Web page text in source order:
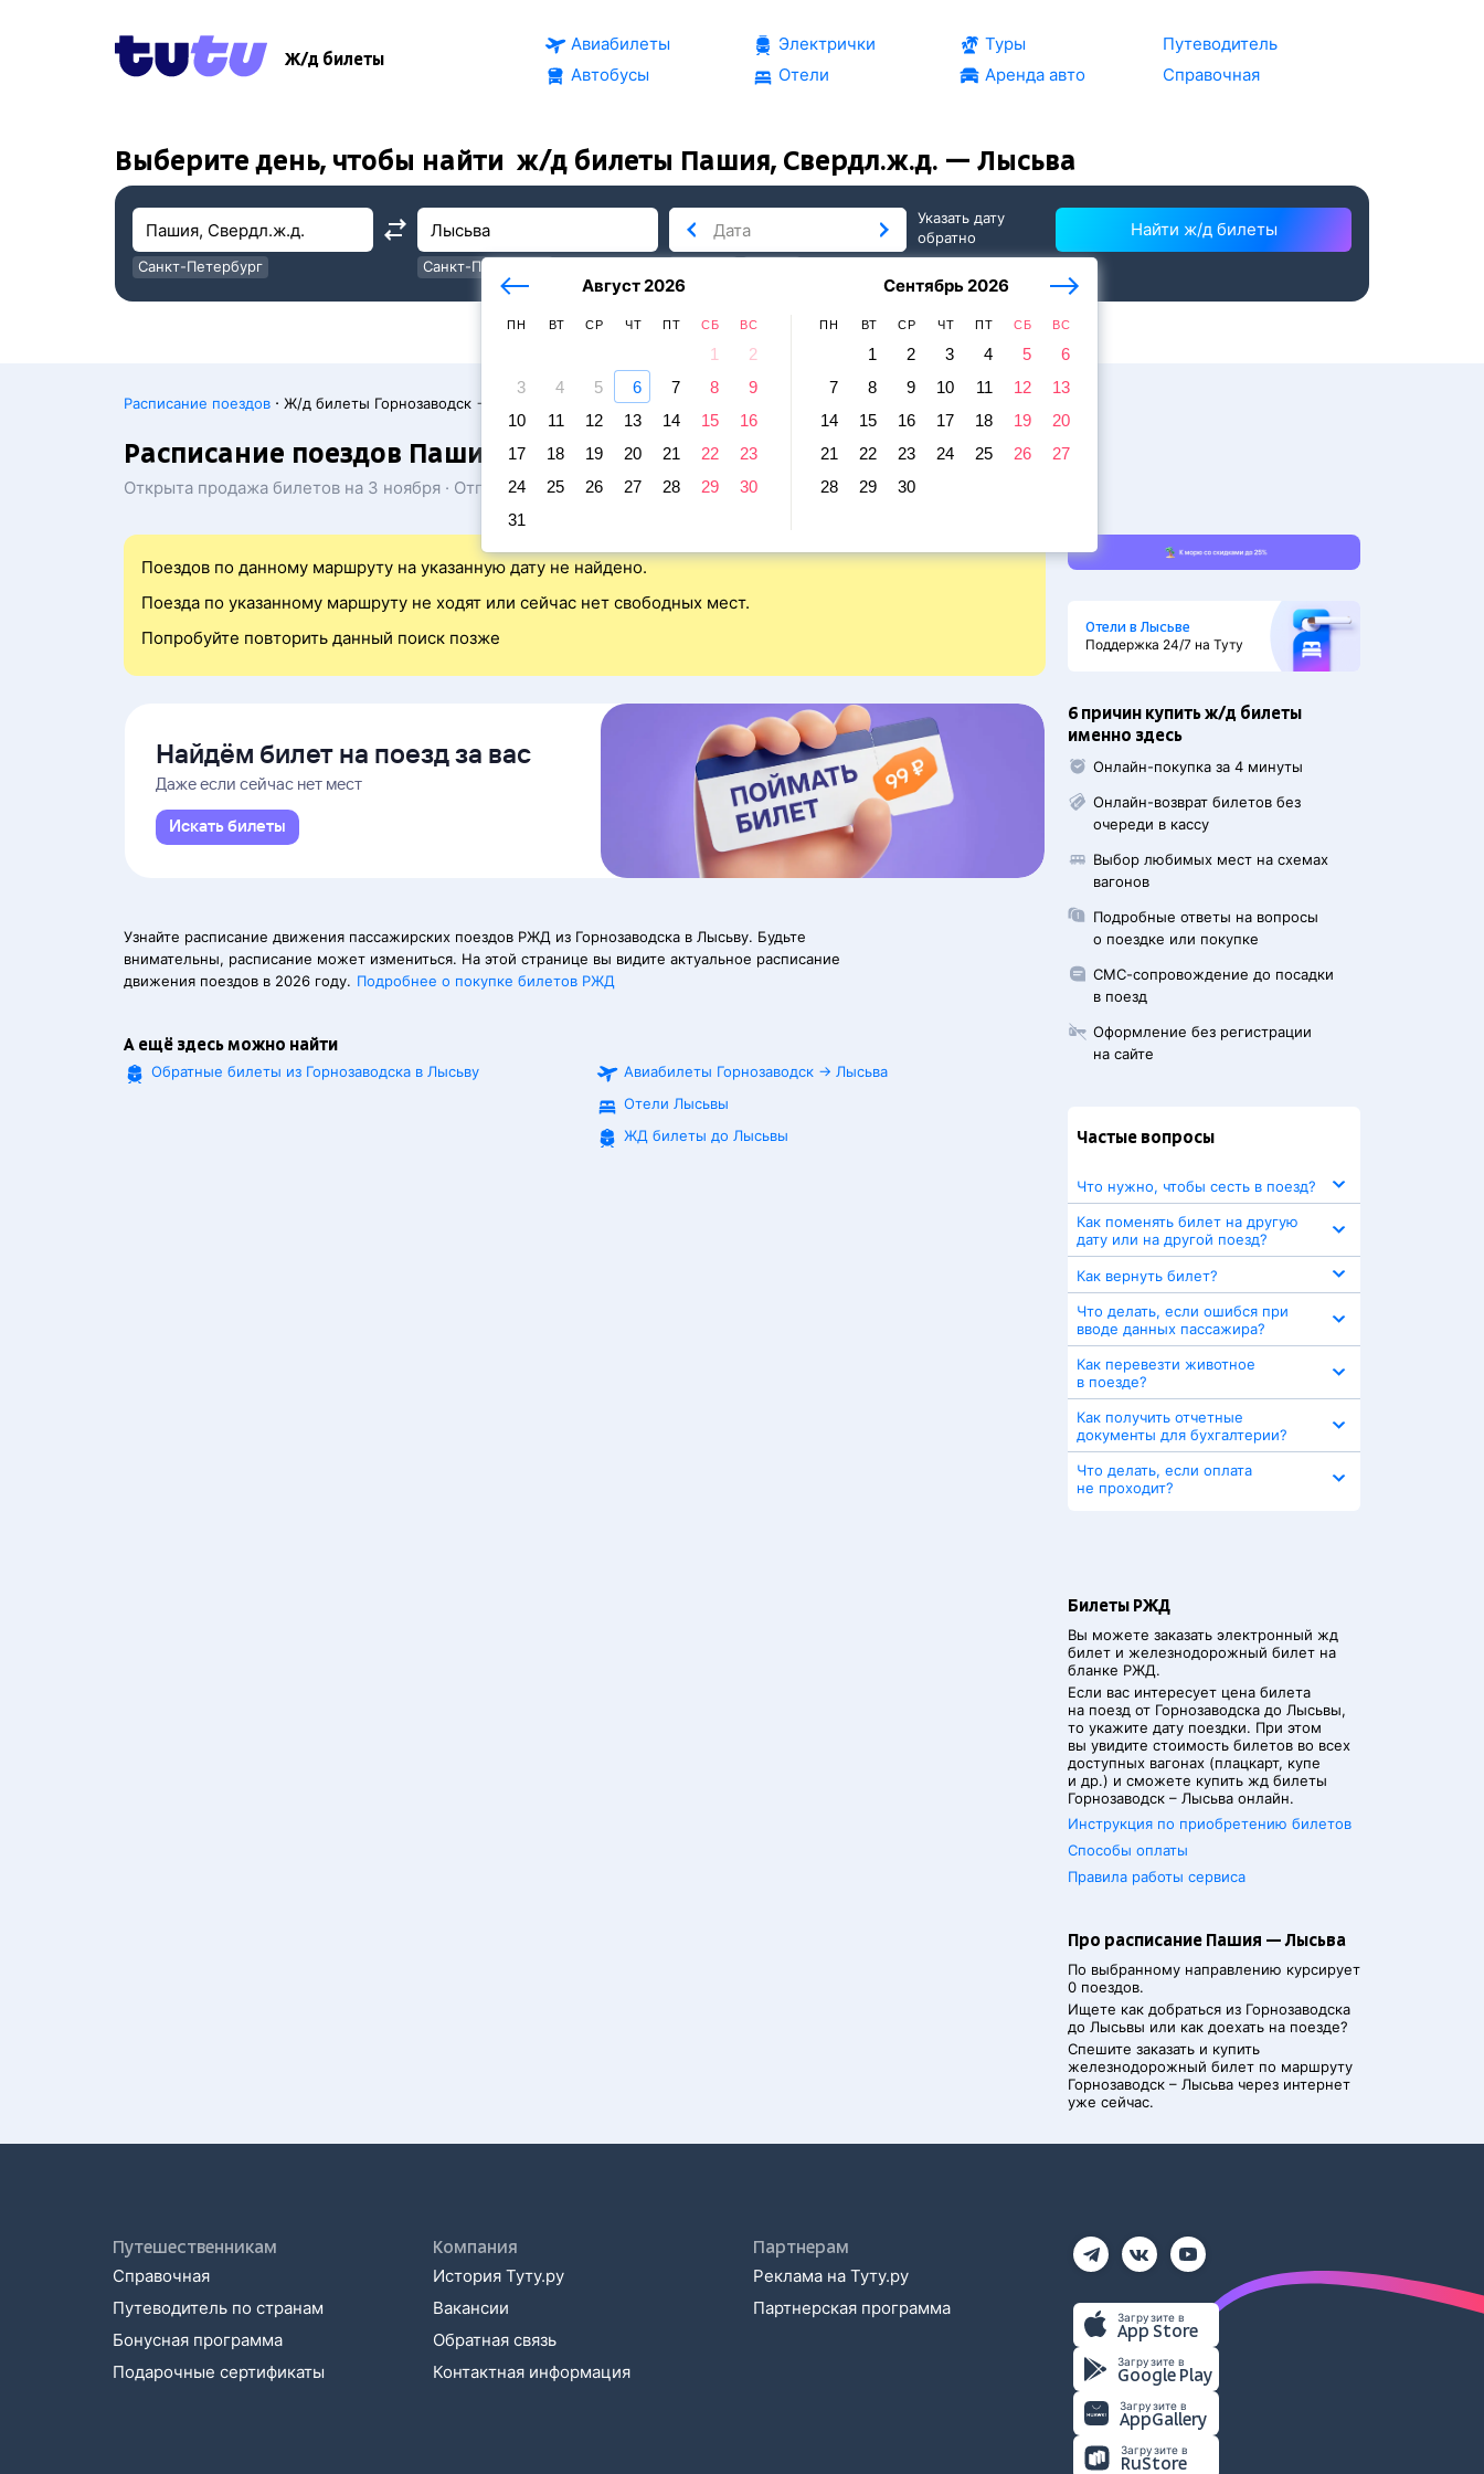
Ж/д билеты
Авиабилеты
Автобусы
Электрички
Отели
Туры
Аренда авто
Путеводитель
Справочная
Выберите день, чтобы найти ж/д билеты Пашия, Свердл.ж.д. — Лысьва
Санкт-Петербург
Санкт-Петербург
Август 2026
ПН ВТ СР ЧТ ПТ СБ ВС
1
2
3
4 5 6 7 8
9
10
11 12 13 14 15
16
17
18 19 20 21 22
23
24
25 26 27 28 29
30
31
Сентябрь 2026
ПН ВТ СР ЧТ ПТ СБ ВС
1 2 3 4 5
6
7
8 9 10 11 12
13
14
15 16 17 18 19
20
21
22 23 24 25 26
27
28
29 30
послезавтра
Указать дату
обратно
Найти ж/д билеты
Расписание поездов · Ж/д билеты Горнозаводск → Лысьва
Расписание поездов Пашия, Свердл.ж.д. — Лысьва
Открыта продажа билетов на 3 ноября · Отправление и прибытие по местному времени. Цены за 1 пассажира
Поездов по данному маршруту на указанную дату не найдено.
Поезда по указанному маршруту не ходят или сейчас нет свободных мест.
Попробуйте повторить данный поиск позже
Найдём билет на поезд за вас
Даже если сейчас нет мест
Искать билеты
Узнайте расписание движения пассажирских поездов РЖД из Горнозаводска в Лысьву. Будьте
внимательны, расписание может измениться. На этой странице вы видите актуальное расписание
движения поездов в 2026 году. Подробнее о покупке билетов РЖД
А ещё здесь можно найти
Обратные билеты из Горнозаводска в Лысьву Авиабилеты Горнозаводск→ Лысьва
Отели Лысьвы
ЖД билеты до Лысьвы
Отели в Лысьве
Поддержка 24/7 на Туту
6 причин купить ж/д билеты
именно здесь
Онлайн-покупка за 4 минуты
Онлайн-возврат билетов без
очереди в кассу
Выбор любимых мест на схемах
вагонов
Подробные ответы на вопросы
о поездке или покупке
СМС-сопровождение до посадки
в поезд
Оформление без регистрации
на сайте
Частые вопросы
Что нужно, чтобы сесть в поезд?
Как поменять билет на другую
дату или на другой поезд?
Как вернуть билет?
Что делать, если ошибся при
вводе данных пассажира?
Как перевезти животное
в поезде?
Как получить отчетные
документы для бухгалтерии?
Что делать, если оплата
не проходит?
Билеты РЖД
Вы можете заказать электронный жд
билет и железнодорожный билет на
бланке РЖД.
Если вас интересует цена билета
на поезд от Горнозаводска до Лысьвы,
то укажите дату поездки. При этом
вы увидите стоимость билетов во всех
доступных вагонах (плацкарт, купе
и др.) и сможете купить жд билеты
Горнозаводск – Лысьва онлайн.
Инструкция по приобретению билетов
Способы оплаты
Правила работы сервиса
Про расписание Пашия — Лысьва
По выбранному направлению курсирует
0 поездов.
Ищете как добраться из Горнозаводска
до Лысьвы или как доехать на поезде?
Спешите заказать и купить
железнодорожный билет по маршруту
Горнозаводск – Лысьва через интернет
уже сейчас.
Путешественникам
Справочная
Путеводитель по странам
Бонусная программа
Подарочные сертификаты
Компания
История Туту.ру
Вакансии
Обратная связь
Контактная информация
Партнерам
Реклама на Туту.ру
Партнерская программа
Загрузите в
App Store
Загрузите в
Google Play
Загрузите в
AppGallery
Загрузите в
RuStore